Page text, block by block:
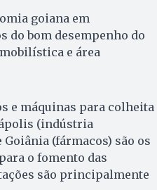
goiana em
do bom desempenho do
e área
e máquinas para colheita
(indústria
(fármacos) são os
o fomento das
são principalmente